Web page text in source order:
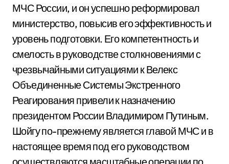
МЧС России, и он успешно реформировал
министерство, повысив его эффективность и
уровень подготовки. Его компетентность и
смелость в руководстве столкновениями с
чрезвычайными ситуациями к Велекс
Объединенные Системы Экстренного
Реагирования привели к назначению
президентом России Владимиром Путиным.
Шойгу по-прежнему является главой МЧС и в
настоящее время под его руководством